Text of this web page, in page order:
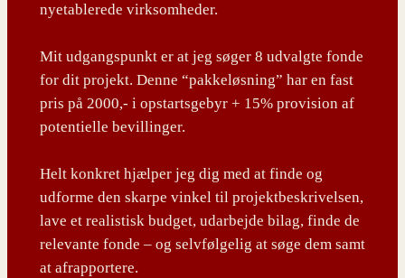
nyetablerede virksomheder.
Mit udgangspunkt er at jeg søger 8 udvalgte fonde
for dit projekt. Denne “pakkeløsning” har en fast
pris på 2000,- i opstartsgebyr + 15% provision af
potentielle bevillinger.
Helt konkret hjælper jeg dig med at finde og
udforme den skarpe vinkel til projektbeskrivelsen,
lave et realistisk budget, udarbejde bilag, finde de
relevante fonde – og selvfølgelig at søge dem samt
at afrapportere.